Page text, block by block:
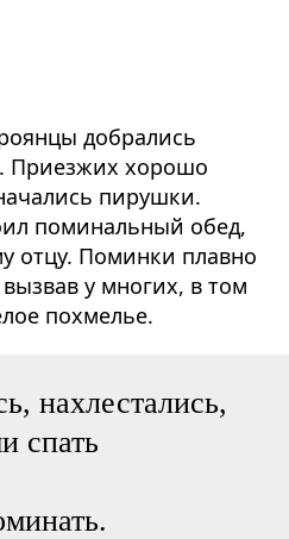
добрались
Приезжих хорошо
пирушки.
поминальный обед,
отцу. Поминки плавно
у многих, в том
похмелье.
нахлестались,
спать